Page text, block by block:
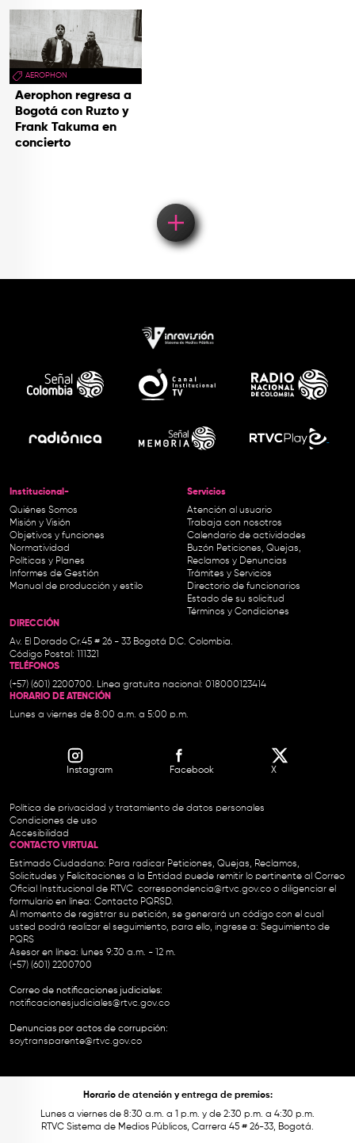
AEROPHON
Aerophon regresa a
Bogotá con Ruzto y
Frank Takuma en
concierto
Institucional-
Quiénes Somos
Misión y Visión
Objetivos y funciones
Normatividad
Políticas y Planes
Informes de Gestión
Manual de producción y estilo
Servicios
Atención al usuario
Trabaja con nosotros
Calendario de actividades
Buzón Peticiones, Quejas,
Reclamos y Denuncias
Trámites y Servicios
Directorio de funcionarios
Estado de su solicitud
Términos y Condiciones
DIRECCIÓN
Av. El Dorado Cr.45 # 26 - 33 Bogotá D.C. Colombia.
Código Postal: 111321
TELÉFONOS
(+57) (601) 2200700. Línea gratuita nacional: 018000123414
HORARIO DE ATENCIÓN
Lunes a viernes de 8:00 a.m. a 5:00 p.m.
Instagram Facebook X
Política de privacidad y tratamiento de datos personales
Condiciones de uso
Accesibilidad
CONTACTO VIRTUAL
Estimado Ciudadano: Para radicar Peticiones, Quejas, Reclamos,
Solicitudes y Felicitaciones a la Entidad puede remitir lo pertinente al Correo
Oficial Institucional de RTVC correspondencia@rtvc.gov.co o diligenciar el
formulario en línea: Contacto PQRSD.
Al momento de registrar su petición, se generará un código con el cual
usted podrá realizar el seguimiento, para ello, ingrese a: Seguimiento de
PQRS
Asesor en línea: lunes 9:30 a.m. - 12 m.
(+57) (601) 2200700
Correo de notificaciones judiciales:
notificacionesjudiciales@rtvc.gov.co
Denuncias por actos de corrupción:
soytransparente@rtvc.gov.co
Horario de atención y entrega de premios:
Lunes a viernes de 8:30 a.m. a 1 p.m. y de 2:30 p.m. a 4:30 p.m.
RTVC Sistema de Medios Públicos, Carrera 45 # 26-33, Bogotá.